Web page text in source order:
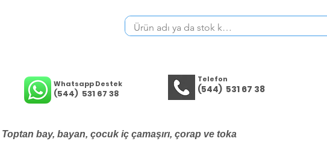
Whatsapp Destek
(544) 531 67 38
Telefon
(544) 531 67 38
Toptan bay, bayan, çocuk iç çamaşırı, çorap ve toka